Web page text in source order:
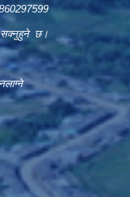
सक्नुहुने छ।